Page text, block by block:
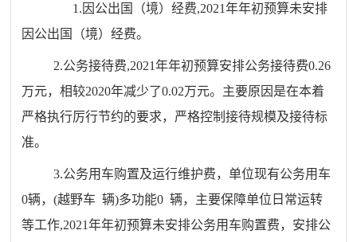
1. 因公出国（境）经费,2021年年初预算未安排
因公出国（境）经费。
2.公务接待费,2021年年初预算安排公务接待费0.26
万元，相较2020年减少了0.02万元。 主要原因是在本着
严格执行厉行节约的要求，严格控制接待规模及接待标
准。
3.公务用车购置及运行维护费，单位现有公务用车
0辆，(越野车 辆)多功能0 辆，主要保障单位日常运转
等工作,2021年年初预算未安排公务用车购置费，安排公